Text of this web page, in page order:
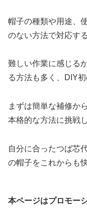
帽子の種類や用途、
のない方法で対応す
難しい作業に感じる
る方法も多く、DIY
まずは簡単な補修か
本格的な方法に挑戦
自分に合ったつば芯
の帽子をこれからも
本ページはプロモー